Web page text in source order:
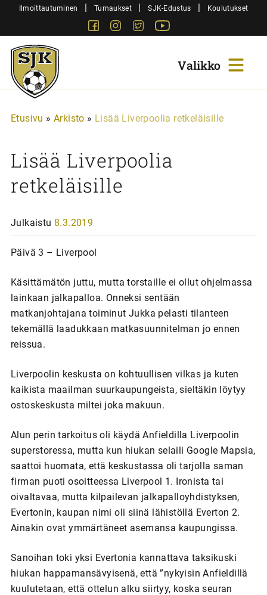
SiirryIlmoittautuminen | Turnaukset | SJK-Edustus | Koulutukset
FacebookInstagram
Twitter
Sjk-
Juniorit
Etusivu » Arkisto » Lisää Liverpoolia retkeläisille
Lisää Liverpoolia
retkeläisille
Julkaistu 8.3.2019
Päivä 3 – Liverpool
Käsittämätön juttu, mutta torstaille ei ollut ohjelmassa
lainkaan jalkapalloa. Onneksi sentään
matkanjohtajana toiminut Jukka pelasti tilanteen
tekemällä laadukkaan matkasuunnitelman jo ennen
reissua.
Liverpoolin keskusta on kohtuullisen vilkas ja kuten
kaikista maailman suurkaupungeista, sieltäkin löytyy
ostoskeskusta miltei joka makuun.
Alun perin tarkoitus oli käydä Anfieldilla Liverpoolin
superstoressa, mutta kun hiukan selaili Google Mapsia,
saattoi huomata, että keskustassa oli tarjolla saman
firman puoti osoitteessa Liverpool 1. Ironista tai
oivaltavaa, mutta kilpailevan jalkapalloyhdistyksen,
Evertonin, kaupan nimi oli siinä lähistöllä Everton 2.
Ainakin ovat ymmärtäneet asemansa kaupungissa.
Sanoihan toki yksi Evertonia kannattava taksikuski
hiukan happamansävyisenä, että ”nykyisin Anfieldillä
kuulutetaan, että ottelun alku siirtyy, koska seuran